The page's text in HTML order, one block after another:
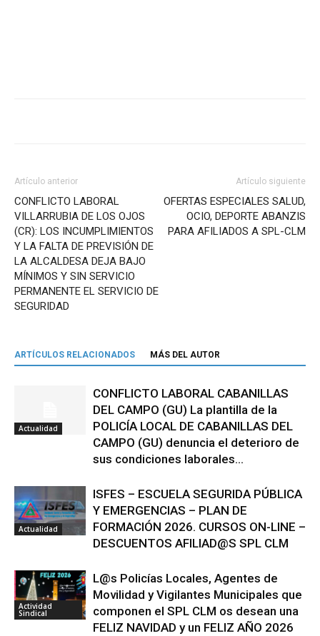
Artículo anterior
CONFLICTO LABORAL
VILLARRUBIA DE LOS OJOS
(CR): LOS INCUMPLIMIENTOS
Y LA FALTA DE PREVISIÓN DE
LA ALCALDESA DEJA BAJO
MÍNIMOS Y SIN SERVICIO
PERMANENTE EL SERVICIO DE
SEGURIDAD
Artículo siguiente
OFERTAS ESPECIALES SALUD,
OCIO, DEPORTE ABANZIS
PARA AFILIADOS A SPL-CLM
ARTÍCULOS RELACIONADOS MÁS DEL AUTOR
Actualidad
CONFLICTO LABORAL CABANILLAS
DEL CAMPO (GU) La plantilla de la
POLICÍA LOCAL DE CABANILLAS DEL
CAMPO (GU) denuncia el deterioro de
sus condiciones laborales...
Actualidad
ISFES – ESCUELA SEGURIDA PÚBLICA
Y EMERGENCIAS – PLAN DE
FORMACIÓN 2026. CURSOS ON-LINE –
DESCUENTOS AFILIAD@S SPL CLM
Actividad
Sindical
L@s Policías Locales, Agentes de
Movilidad y Vigilantes Municipales que
componen el SPL CLM os desean una
FELIZ NAVIDAD y un FELIZ AÑO 2026